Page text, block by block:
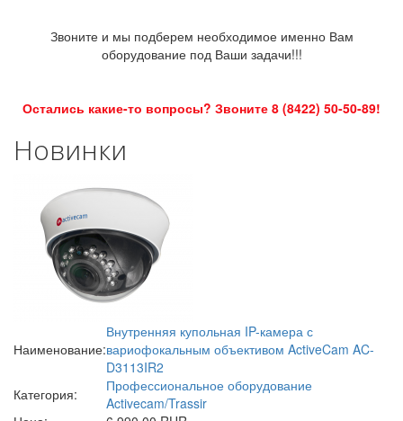
Звоните и мы подберем необходимое именно Вам
оборудование под Ваши задачи!!!
Остались какие-то вопросы? Звоните 8 (8422) 50-50-89!
Новинки
Наименование:
Внутренняя купольная IP-камера с
вариофокальным объективом ActiveCam AC-
D3113IR2
Категория:
Профессиональное оборудование
Activecam/Trassir